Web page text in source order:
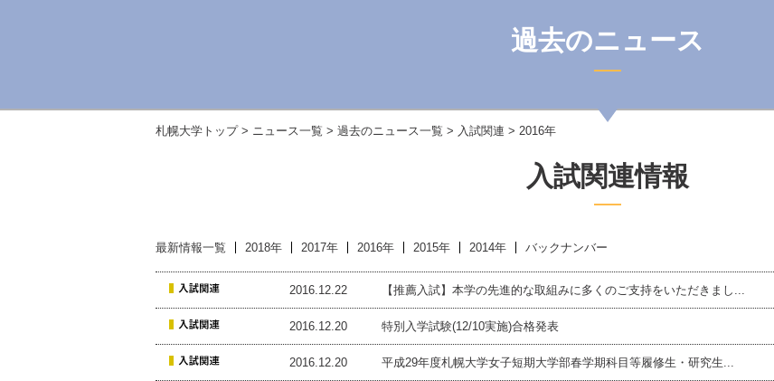
過去のニュース
札幌大学トップ> ニュース一覧 > 過去のニュース一覧 > 入試関連 > 2016年
入試関連情報
最新情報一覧 2018年 2017年 2016年 2015年 2014年 バックナンバー
2016.12.22 【推薦入試】本学の先進的な取組みに多くのご支持をいただきまし...
2016.12.20 特別入学試験(12/10実施)合格発表
2016.12.20 平成29年度札幌大学女子短期大学部春学期科目等履修生・研究生...